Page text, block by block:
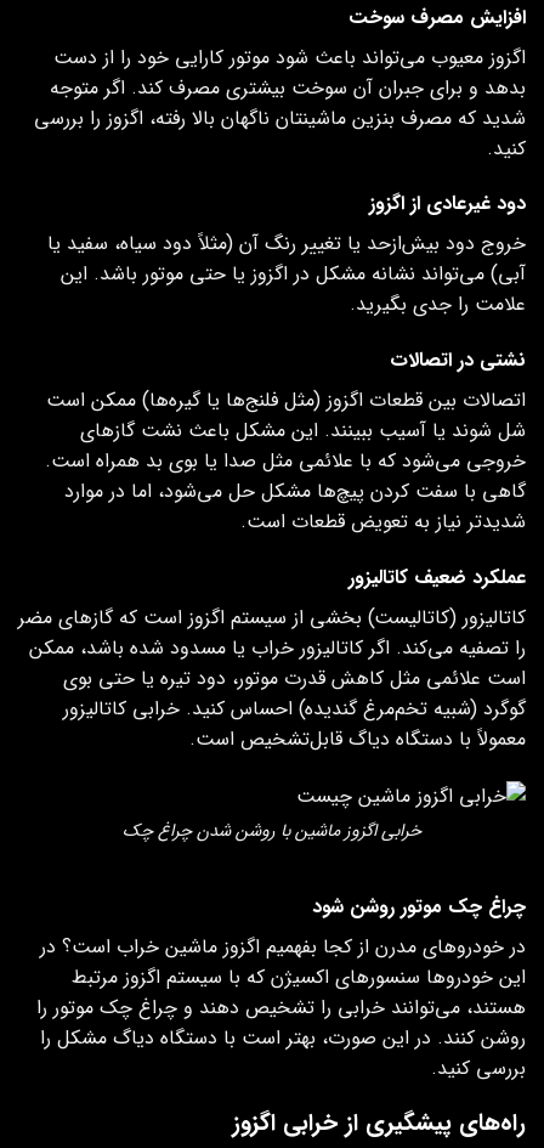
افزایش مصرف سوخت
اگزوز معیوب می‌تواند باعث شود موتور کارایی خود را از دست
بدهد و برای جبران آن سوخت بیشتری مصرف کند. اگر متوجه
شدید که مصرف بنزین ماشینتان ناگهان بالا رفته، اگزوز را بررسی
کنید.
دود غیرعادی از اگزوز
خروج دود بیش‌ازحد یا تغییر رنگ آن (مثلاً دود سیاه، سفید یا
آبی) می‌تواند نشانه مشکل در اگزوز یا حتی موتور باشد. این
علامت را جدی بگیرید.
نشتی در اتصالات
اتصالات بین قطعات اگزوز (مثل فلنج‌ها یا گیره‌ها) ممکن است
شل شوند یا آسیب ببینند. این مشکل باعث نشت گازهای
خروجی می‌شود که با علائمی مثل صدا یا بوی بد همراه است.
گاهی با سفت کردن پیچ‌ها مشکل حل می‌شود، اما در موارد
شدیدتر نیاز به تعویض قطعات است.
عملکرد ضعیف کاتالیزور
کاتالیزور (کاتالیست) بخشی از سیستم اگزوز است که گازهای مضر
را تصفیه می‌کند. اگر کاتالیزور خراب یا مسدود شده باشد، ممکن
است علائمی مثل کاهش قدرت موتور، دود تیره یا حتی بوی
گوگرد (شبیه تخم‌مرغ گندیده) احساس کنید. خرابی کاتالیزور
معمولاً با دستگاه دیاگ قابل‌تشخیص است.
خرابی اگزوز ماشین با روشن شدن چراغ چک
چراغ چک موتور روشن شود
در خودروهای مدرن از کجا بفهمیم اگزوز ماشین خراب است؟ در
این خودروها سنسورهای اکسیژن که با سیستم اگزوز مرتبط
هستند، می‌توانند خرابی را تشخیص دهند و چراغ چک موتور را
روشن کنند. در این صورت، بهتر است با دستگاه دیاگ مشکل را
بررسی کنید.
راه‌های پیشگیری از خرابی اگزوز